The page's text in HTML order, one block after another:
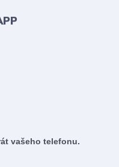
vašeho telefonu.